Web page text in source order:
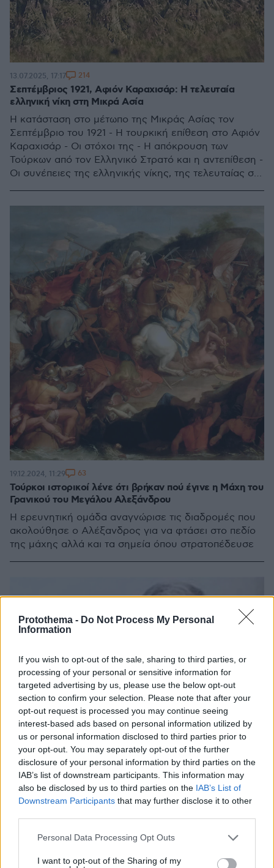
Protothema - Do Not Process My Personal
Information
If you wish to opt-out of the sale, sharing to third parties, or
processing of your personal or sensitive information for
targeted advertising by us, please use the below opt-out
section to confirm your selection. Please note that after your
opt-out request is processed you may continue seeing
interest-based ads based on personal information utilized by
us or personal information disclosed to third parties prior to
your opt-out. You may separately opt-out of the further
disclosure of your personal information by third parties on the
IAB’s list of downstream participants. This information may
also be disclosed by us to third parties on the IAB’s List of
Downstream Participants that may further disclose it to other
Please note that this website/app uses one or more Google
not limited to your visit or usage behaviour. You may click to
Personal Data Processing Opt Outs
I want to opt-out of the Sharing of my
Σεπτέμβριος 1921, Αφιόν Καραχισάρ: Η τελευταία
ελληνική νίκη στη Μικρά Ασία
Η κατάσταση στο μέτωπο της Μικράς Ασίας τον
Σεπτέμβριο του 1921 - Η τουρκική επίθεση στο Αφιόν
Καραχισάρ - Οι στόχοι της - Η απόκρουση των
Τούρκων από τον Ελληνικό Στρατό και η αντεπίθεση -
Οι συνέπειες της ελληνικής νίκης, της τελευταίας στη
13.07.2025, 17:17 214
Τούρκοι ιστορικοί λένε ότι βρήκαν πού έγινε η Μάχη του
Γρανικού του Μεγάλου Αλεξάνδρου
Η ερευνητική ομάδα αναγνώρισε τις διαδρομές που
ακολούθησε ο Αλέξανδρος για να φτάσει στο πεδίο
της μάχης αλλά και τα σημεία όπου στρατοπέδευσε
19.12.2024, 11:29 63
Βασίλης Γιαννόπουλος: Ο θρυλικός πράκτορας της ΚΥΠ